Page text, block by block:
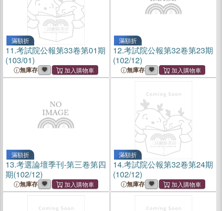
滿額折
11.考試院公報第33卷第01期
(103/01)
無庫存
滿額折
12.考試院公報第32卷第23期
(102/12)
無庫存
滿額折
13.考選論壇季刊-第三卷第四
期(102/12)
無庫存
滿額折
14.考試院公報第32卷第24期
(102/12)
無庫存